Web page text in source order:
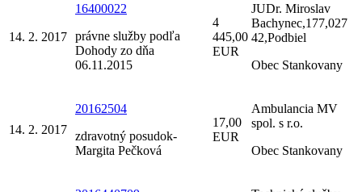
14. 2. 2017
16400022
právne služby podľa
Dohody zo dňa
06.11.2015
4
445,00
EUR
JUDr. Miroslav
Bachynec,177,027
42,Podbiel
Obec Stankovany
14. 2. 2017
20162504
zdravotný posudok-
Margita Pečková
17,00
EUR
Ambulancia MV
spol. s r.o.
Obec Stankovany